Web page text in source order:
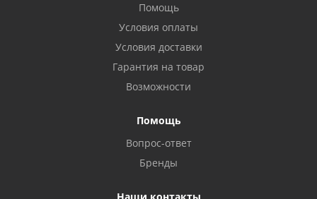
Помощь
Условия оплаты
Условия доставки
Гарантия на товар
Возможности
Помощь
Вопрос-ответ
Бренды